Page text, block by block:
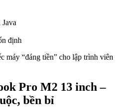
định
“đáng tiền” cho lập trình viên
Pro M2 13 inch –
bền bỉ